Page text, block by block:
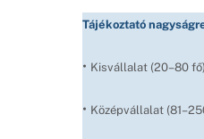
Tájékoztató
• Kisvállalat (20–80
• Középvállalat